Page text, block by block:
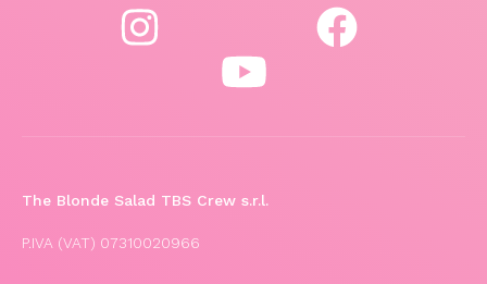
The Blonde Salad TBS Crew s.r.l.
P.IVA (VAT) 07310020966